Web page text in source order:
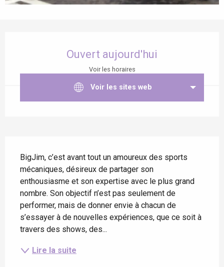
Ouvert aujourd'hui
Voir les horaires
Voir les sites web
BigJim, c’est avant tout un amoureux des sports
mécaniques, désireux de partager son
enthousiasme et son expertise avec le plus grand
nombre. Son objectif n’est pas seulement de
performer, mais de donner envie à chacun de
s’essayer à de nouvelles expériences, que ce soit à
travers des shows, des...
Lire la suite